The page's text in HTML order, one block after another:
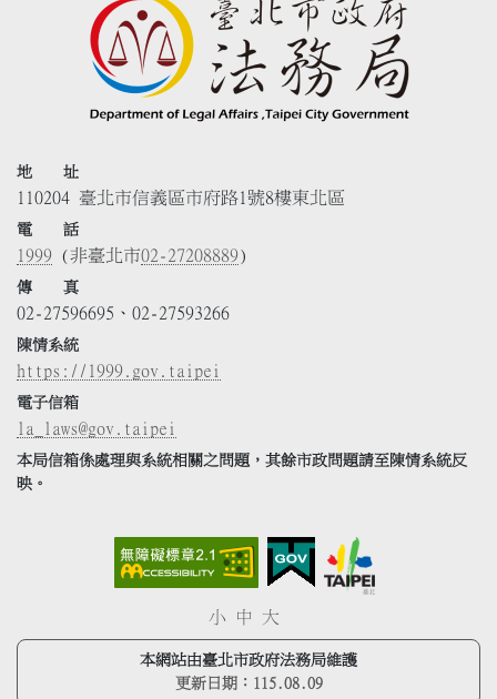
地 址
110204 臺北市信義區市府路1號8樓東北區
電 話
1999 (非臺北市02-27208889)
傳 真
02-27596695、02-27593266
陳情系統
https://1999.gov.taipei
電子信箱
la_laws@gov.taipei
本局信箱係處理與系統相關之問題，其餘市政問題請至陳情系統反
映。
小 中 大
本網站由臺北市政府法務局維護
更新日期： 115.08.09